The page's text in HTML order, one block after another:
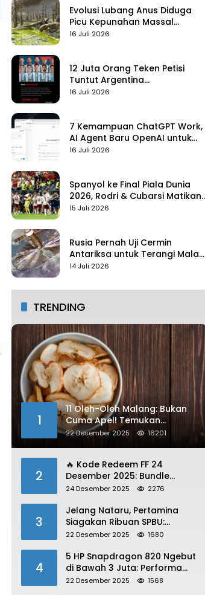
Evolusi Lubang Anus Diduga
Picu Kepunahan Massal
Pertama di Bumi
16 Juli 2026
12 Juta Orang Teken Petisi
Tuntut Argentina
Didiskualifikasi
16 Juli 2026
7 Kemampuan ChatGPT Work,
AI Agent Baru OpenAI untuk
Kelola Kerja
16 Juli 2026
Spanyol ke Final Piala Dunia
2026, Rodri & Cubarsi Matikan
Mbappe
15 Juli 2026
Rusia Pernah Uji Cermin
Antariksa untuk Terangi Malam
Tanpa Lampu
14 Juli 2026
TRENDING
1
11 Oleh-Oleh Malang: Bukan
Cuma Apel! Temukan
Kelezatan Unik yang Wajib
22 Desember 2025 16201
2
🔥 Kode Redeem FF 24
Desember 2025: Bundle
Winterlands & Skin Langka
24 Desember 2025 2276
3
Jelang Nataru, Pertamina
Siagakan Ribuan SPBU:
Antisipasi Lonjakan Konsumsi
22 Desember 2025 1680
4
5 HP Snapdragon 820 Ngebut
di Bawah 3 Juta: Performa
Gahar!
22 Desember 2025 1568